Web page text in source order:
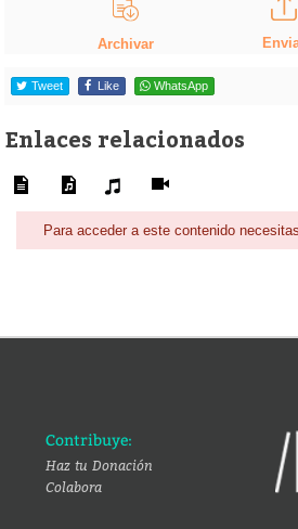
Archivar
Tweet Like WhatsApp
Enlaces relacionados
Para acceder a este contenido
Contribuye:
Haz tu Donación
Colabora